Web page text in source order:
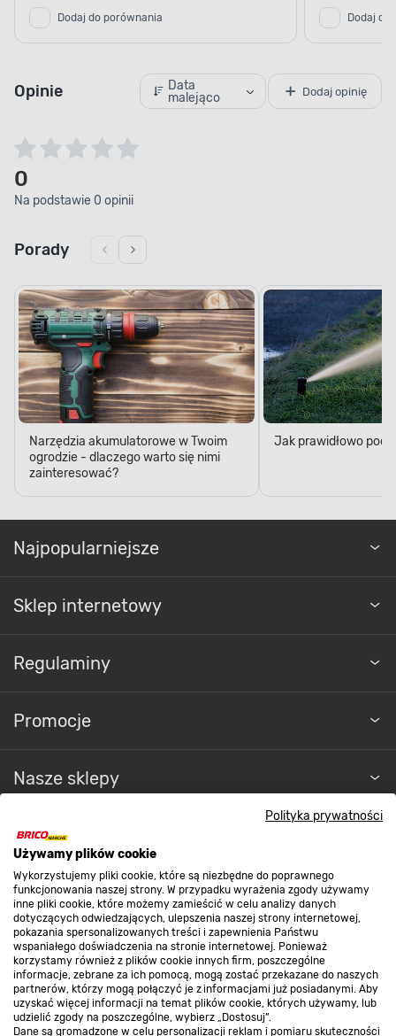
Polityka prywatności
Używamy plików cookie
Wykorzystujemy pliki cookie, które są niezbędne do poprawnego
funkcjonowania naszej strony. W przypadku wyrażenia zgody używamy
inne pliki cookie, które możemy zamieścić w celu analizy danych
dotyczących odwiedzających, ulepszenia naszej strony internetowej,
pokazania spersonalizowanych treści i zapewnienia Państwu
wspaniałego doświadczenia na stronie internetowej. Ponieważ
korzystamy również z plików cookie innych firm, poszczególne
informacje, zebrane za ich pomocą, mogą zostać przekazane do naszych
partnerów, którzy mogą połączyć je z informacjami już posiadanymi. Aby
uzyskać więcej informacji na temat plików cookie, których używamy, lub
udzielić zgody na poszczególne, wybierz „Dostosuj”.
Dane są gromadzone w celu personalizacji reklam i pomiaru skuteczności
Dodaj do porównania Dodaj do
Opinie
Data
malejąco
Dodaj opinię
0
Na podstawie 0 opinii
Porady
Narzędzia akumulatorowe w Twoim
ogrodzie - dlaczego warto się nimi
zainteresować?
Jak prawidłowo
Najpopularniejsze
Sklep internetowy
Regulaminy
Promocje
Nasze sklepy
O nas
Kontakt do sklepu
Strefa biznesu
Dołącz do nas